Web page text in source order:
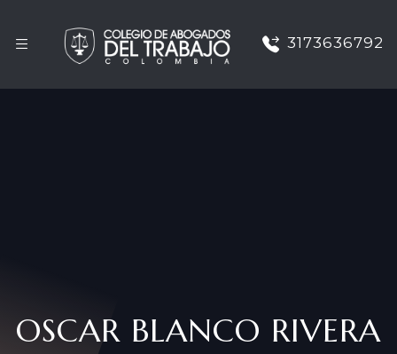
3173636792
OSCAR BLANCO RIVERA